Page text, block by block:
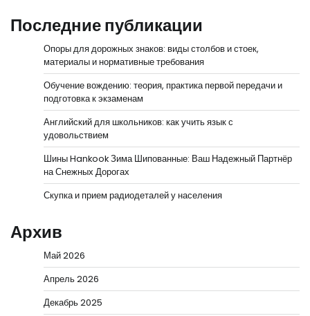
Последние публикации
Опоры для дорожных знаков: виды столбов и стоек,
материалы и нормативные требования
Обучение вождению: теория, практика первой передачи и
подготовка к экзаменам
Английский для школьников: как учить язык с
удовольствием
Шины Hankook Зима Шипованные: Ваш Надежный Партнёр
на Снежных Дорогах
Скупка и прием радиодеталей у населения
Архив
Май 2026
Апрель 2026
Декабрь 2025